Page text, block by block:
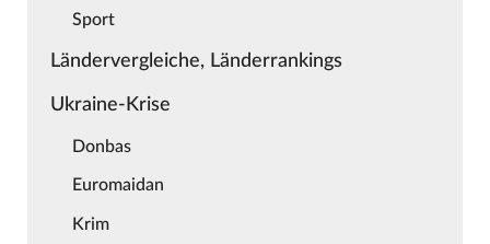
Sport
Ländervergleiche, Länderrankings
Ukraine-Krise
Donbas
Euromaidan
Krim